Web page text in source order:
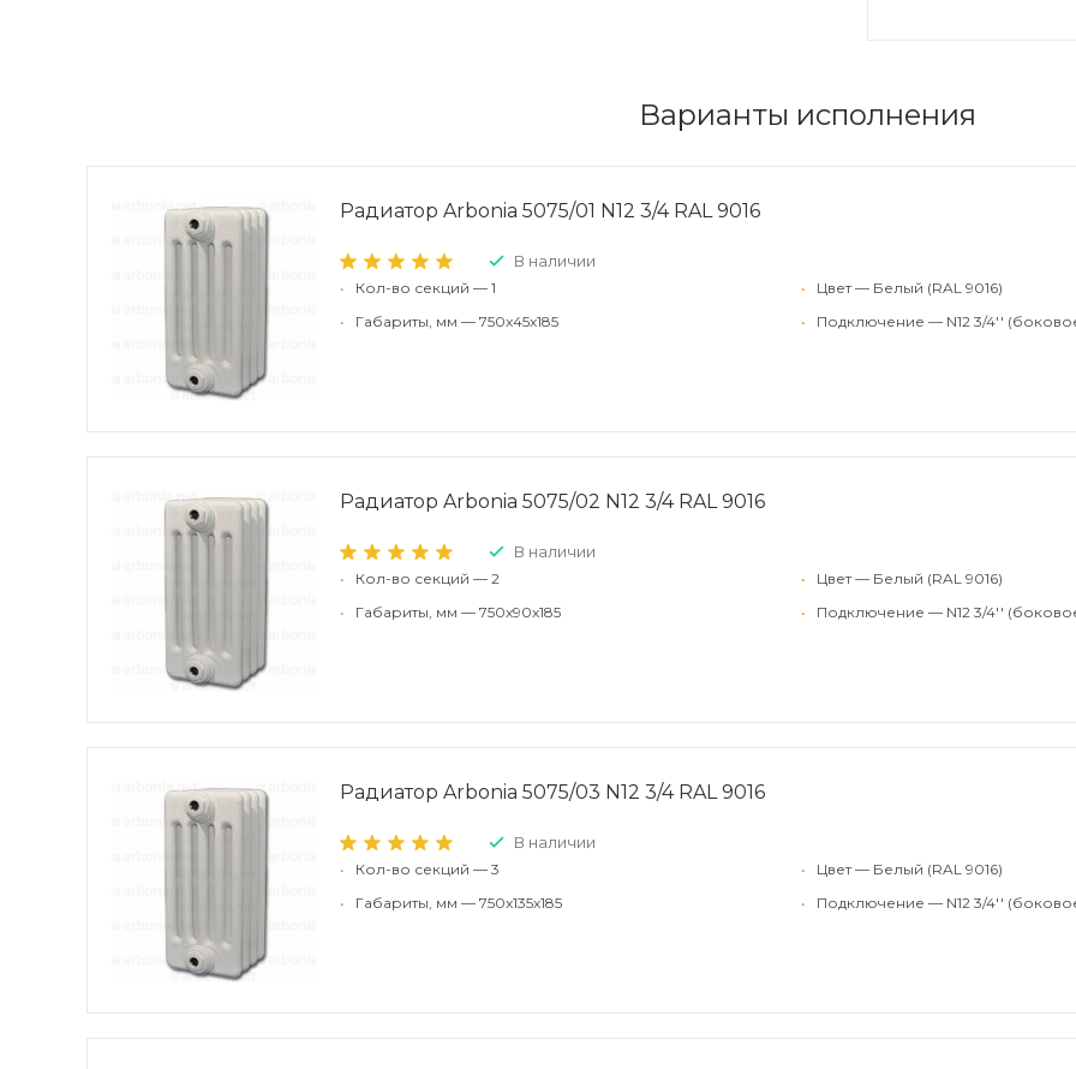
Варианты исполнения
Радиатор Arbonia 5075/01 N12 3/4 RAL 9016
В наличии
•
Кол-во секций — 1
•
Габариты, мм — 750x45x185
•
Цвет — Белый (RAL 9016)
•
Подключение — N12 3/4''
Радиатор Arbonia 5075/02 N12 3/4 RAL 9016
В наличии
•
Кол-во секций — 2
•
Габариты, мм — 750x90x185
•
Цвет — Белый (RAL 9016)
•
Подключение — N12 3/4''
Радиатор Arbonia 5075/03 N12 3/4 RAL 9016
В наличии
•
Кол-во секций — 3
•
Габариты, мм — 750x135x185
•
Цвет — Белый (RAL 9016)
•
Подключение — N12 3/4''